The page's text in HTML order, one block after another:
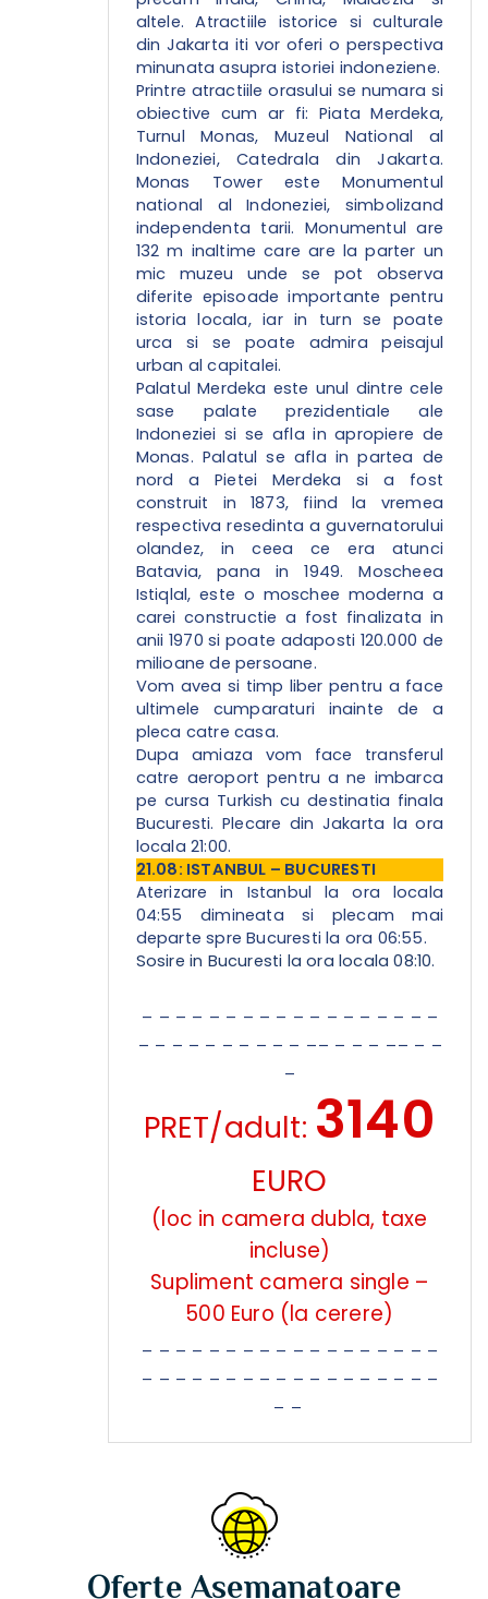
altele. Atractiile istorice si culturale
din Jakarta iti vor oferi o perspectiva
minunata asupra istoriei indoneziene.
Printre atractiile orasului se numara si
obiective cum ar fi: Piata Merdeka,
Turnul Monas, Muzeul National al
Indoneziei, Catedrala din Jakarta.
Monas Tower este Monumentul
national al Indoneziei, simbolizand
independenta tarii. Monumentul are
132 m inaltime care are la parter un
mic muzeu unde se pot observa
diferite episoade importante pentru
istoria locala, iar in turn se poate
urca si se poate admira peisajul
urban al capitalei.
Palatul Merdeka este unul dintre cele
sase palate prezidentiale ale
Indoneziei si se afla in apropiere de
Monas. Palatul se afla in partea de
nord a Pietei Merdeka si a fost
construit in 1873, fiind la vremea
respectiva resedinta a guvernatorului
olandez, in ceea ce era atunci
Batavia, pana in 1949. Moscheea
Istiqlal, este o moschee moderna a
carei constructie a fost finalizata in
anii 1970 si poate adaposti 120.000 de
milioane de persoane.
Vom avea si timp liber pentru a face
ultimele cumparaturi inainte de a
pleca catre casa.
Dupa amiaza vom face transferul
catre aeroport pentru a ne imbarca
pe cursa Turkish cu destinatia finala
Bucuresti. Plecare din Jakarta la ora
locala 21:00.
21.08: ISTANBUL – BUCURESTI
Aterizare in Istanbul la ora locala
04:55 dimineata si plecam mai
departe spre Bucuresti la ora 06:55.
Sosire in Bucuresti la ora locala 08:10.
PRET/adult: 3140
EURO
(loc in camera dubla, taxe
incluse)
Supliment camera single –
500 Euro (la cerere)
Oferte Asemanatoare